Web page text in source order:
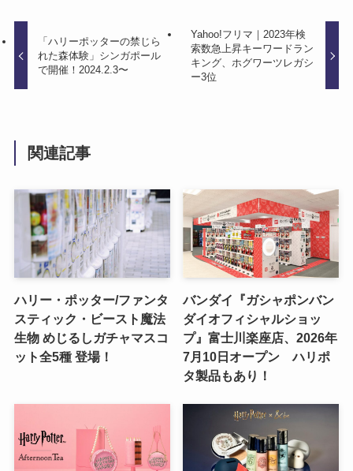
「ハリーポッターの禁じら
れた森体験」シンガポール
で開催！2024.2.3〜
Yahoo!フリマ｜2023年検
索数急上昇キーワードラン
キング、ホグワーツレガシ
ー3位
関連記事
ハリー・ポッター/ファンタ
スティック・ビースト魔法
生物 めじるしガチャマスコ
ット全5種 登場！
バンダイ『ガシャポンバン
ダイオフィシャルショッ
プ』富士川楽座店、2026年
7月10日オープン ハリポ
タ製品もあり！